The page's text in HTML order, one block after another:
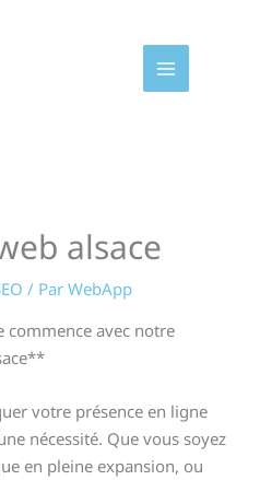
alsace
/ ParWebApp
avec notre
votre présence en ligne
nécessité. Que vous soyez
en pleine expansion, ou